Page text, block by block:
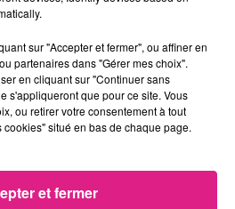
ville de Metz lance un appel à...
Gérardmer sont annulés
recherche des candidats...
sur "Accepter et fermer", ou affiner en
partenaires dans "Gérer mes choix".
en cliquant sur "Continuer sans
s'appliqueront que pour ce site. Vous
ou retirer votre consentement à tout
situé en bas de chaque page.
et fermer